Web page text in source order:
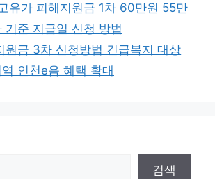
유가 피해지원금 1차 60만원 55만
기준 지급일 신청 방법
원금 3차 신청방법 긴급복지 대상
인천e음 혜택 확대
검색